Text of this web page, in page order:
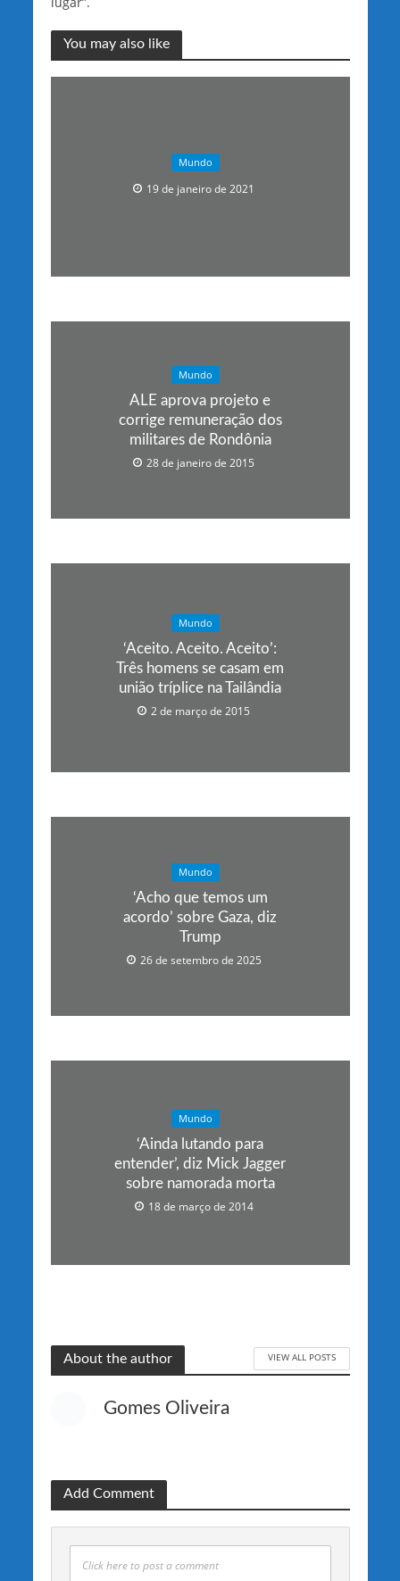
You may also like
Mundo
19 de janeiro de 2021
Mundo
ALE aprova projeto e
corrige remuneração dos
militares de Rondônia
28 de janeiro de 2015
Mundo
‘Aceito. Aceito. Aceito’:
Três homens se casam em
união tríplice na Tailândia
2 de março de 2015
Mundo
‘Acho que temos um
acordo’ sobre Gaza, diz
Trump
26 de setembro de 2025
Mundo
‘Ainda lutando para
entender’, diz Mick Jagger
sobre namorada morta
18 de março de 2014
About the author VIEW ALL POSTS
Gomes Oliveira
Add Comment
Click here to post a comment